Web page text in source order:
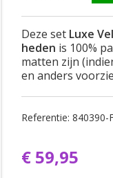
Deze set Luxe
heden is 100%
matten zijn
en anders
Referentie: 840390-
€ 59,95